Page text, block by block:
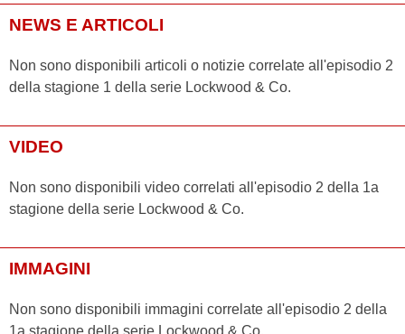
NEWS E ARTICOLI
Non sono disponibili articoli o notizie correlate all'episodio 2
della stagione 1 della serie Lockwood & Co.
VIDEO
Non sono disponibili video correlati all'episodio 2 della 1a
stagione della serie Lockwood & Co.
IMMAGINI
Non sono disponibili immagini correlate all'episodio 2 della
1a stagione della serie Lockwood & Co.